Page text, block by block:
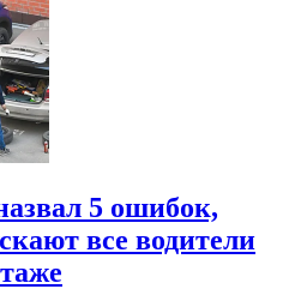
5 ошибок,
все водители